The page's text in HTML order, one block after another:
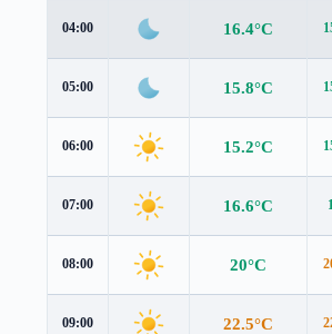
04:00 16.4°C
05:00 15.8°C
06:00 15.2°C
07:00 16.6°C
08:00 20°C
09:00 22.5°C